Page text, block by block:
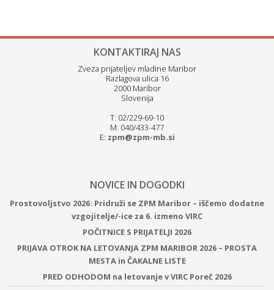
KONTAKTIRAJ NAS
Zveza prijateljev mladine Maribor
Razlagova ulica 16
2000 Maribor
Slovenija
T: 02/229-69-10
M: 040/433-477
E: zpm@zpm-mb.si
NOVICE IN DOGODKI
Prostovoljstvo 2026: Pridruži se ZPM Maribor – iščemo dodatne
vzgojitelje/-ice za 6. izmeno VIRC
POČITNICE S PRIJATELJI 2026
PRIJAVA OTROK NA LETOVANJA ZPM MARIBOR 2026 – PROSTA
MESTA in ČAKALNE LISTE
PRED ODHODOM na letovanje v VIRC Poreč 2026